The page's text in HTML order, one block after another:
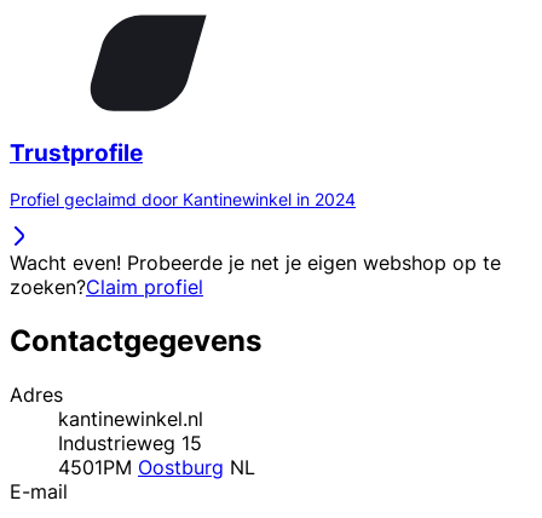
Trustprofile
Profiel geclaimd door Kantinewinkel in 2024
Wacht even! Probeerde je net je eigen webshop op te
zoeken?Claim profiel
Contactgegevens
Adres
kantinewinkel.nl
Industrieweg 15
4501PM Oostburg NL
E-mail